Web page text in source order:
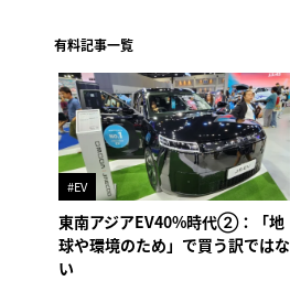
有料記事一覧
#EV
東南アジアEV40%時代②：「地
球や環境のため」で買う訳ではな
い